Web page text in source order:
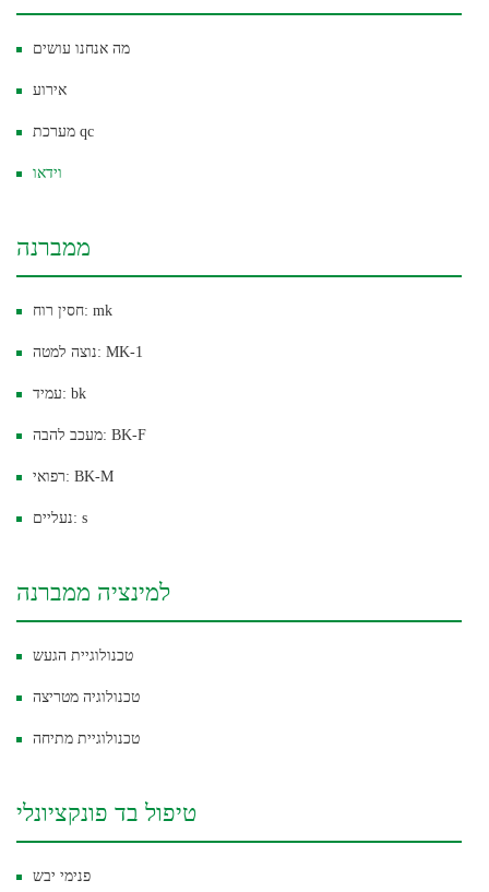
מה אנחנו עושים
אירוע
מערכת qc
וידאו
ממברנה
חסין רוח: mk
נוצה למטה: MK-1
עמיד: bk
מעכב להבה: BK-F
רפואי: BK-M
נעליים: s
למינציה ממברנה
טכנולוגיית הגעש
טכנולוגיה מטריצה
טכנולוגיית מתיחה
טיפול בד פונקציונלי
פנימי יבש